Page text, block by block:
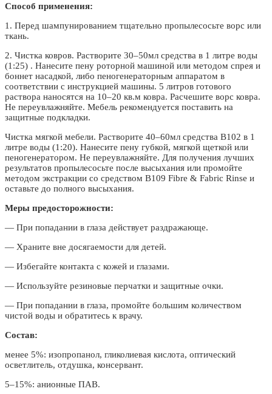
Способ применения:
1. Перед шампунированием тщательно пропылесосьте ворс или
ткань.
2. Чистка ковров. Растворите 30–50мл средства в 1 литре воды
(1:25) . Нанесите пену роторной машиной или методом спрея и
боннет насадкой, либо пеногенераторным аппаратом в
соответствии с инструкцией машины. 5 литров готового
раствора наносятся на 10–20 кв.м ковра. Расчешите ворс ковра.
Не переувлажняйте. Мебель рекомендуется поставить на
защитные подкладки.
Чистка мягкой мебели. Растворите 40–60мл средства В102 в 1
литре воды (1:20). Нанесите пену губкой, мягкой щеткой или
пеногенератором. Не переувлажняйте. Для получения лучших
результатов пропылесосьте после высыхания или промойте
методом экстракции со средством В109 Fibre & Fabric Rinse и
оставьте до полного высыхания.
Меры предосторожности:
— При попадании в глаза действует раздражающе.
— Храните вне досягаемости для детей.
— Избегайте контакта с кожей и глазами.
— Используйте резиновые перчатки и защитные очки.
— При попадании в глаза, промойте большим количеством
чистой воды и обратитесь к врачу.
Состав:
менее 5%: изопропанол, гликолиевая кислота, оптический
осветлитель, отдушка, консервант.
5–15%: анионные ПАВ.